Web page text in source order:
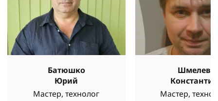
Батюшко
Юрий
Мастер, технолог
Шмелев
Константин
Мастер,